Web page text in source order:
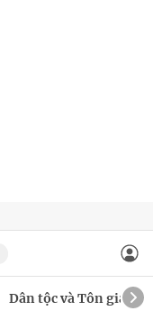
Dân tộc và Tôn giáo